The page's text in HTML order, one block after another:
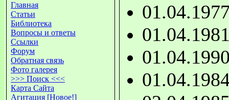
Главная
Статьи
Библиотека
Вопросы и ответы
Ссылки
Форум
Обратная связь
Фото галерея
>>> Поиск <<<
Карта Сайта
Агитация [Новое!]